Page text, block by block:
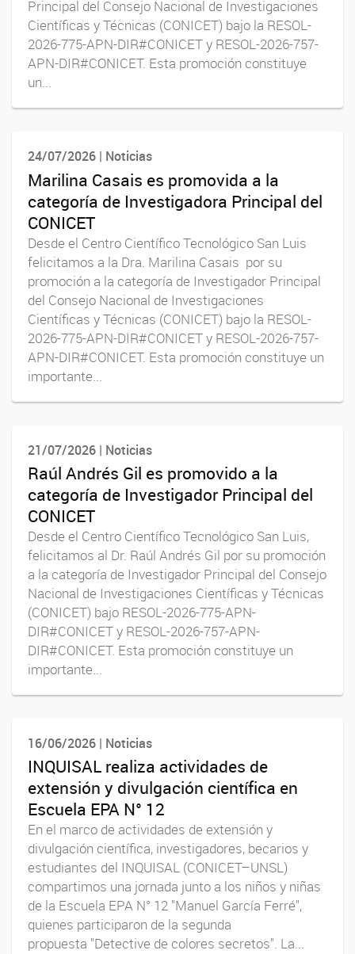
Principal del Consejo Nacional de Investigaciones
Científicas y Técnicas (CONICET) bajo la RESOL-
2026-775-APN-DIR#CONICET y RESOL-2026-757-
APN-DIR#CONICET. Esta promoción constituye
un...
24/07/2026 | Noticias
Marilina Casais es promovida a la
categoría de Investigadora Principal del
CONICET
Desde el Centro Científico Tecnológico San Luis
felicitamos a la Dra. Marilina Casais por su
promoción a la categoría de Investigador Principal
del Consejo Nacional de Investigaciones
Científicas y Técnicas (CONICET) bajo la RESOL-
2026-775-APN-DIR#CONICET y RESOL-2026-757-
APN-DIR#CONICET. Esta promoción constituye un
importante...
21/07/2026 | Noticias
Raúl Andrés Gil es promovido a la
categoría de Investigador Principal del
CONICET
Desde el Centro Científico Tecnológico San Luis,
felicitamos al Dr. Raúl Andrés Gil por su promoción
a la categoría de Investigador Principal del Consejo
Nacional de Investigaciones Científicas y Técnicas
(CONICET) bajo RESOL-2026-775-APN-
DIR#CONICET y RESOL-2026-757-APN-
DIR#CONICET. Esta promoción constituye un
importante...
16/06/2026 | Noticias
INQUISAL realiza actividades de
extensión y divulgación científica en
Escuela EPA N° 12
En el marco de actividades de extensión y
divulgación científica, investigadores, becarios y
estudiantes del INQUISAL (CONICET–UNSL)
compartimos una jornada junto a los niños y niñas
de la Escuela EPA N° 12 "Manuel García Ferré",
quienes participaron de la segunda
propuesta "Detective de colores secretos". La...